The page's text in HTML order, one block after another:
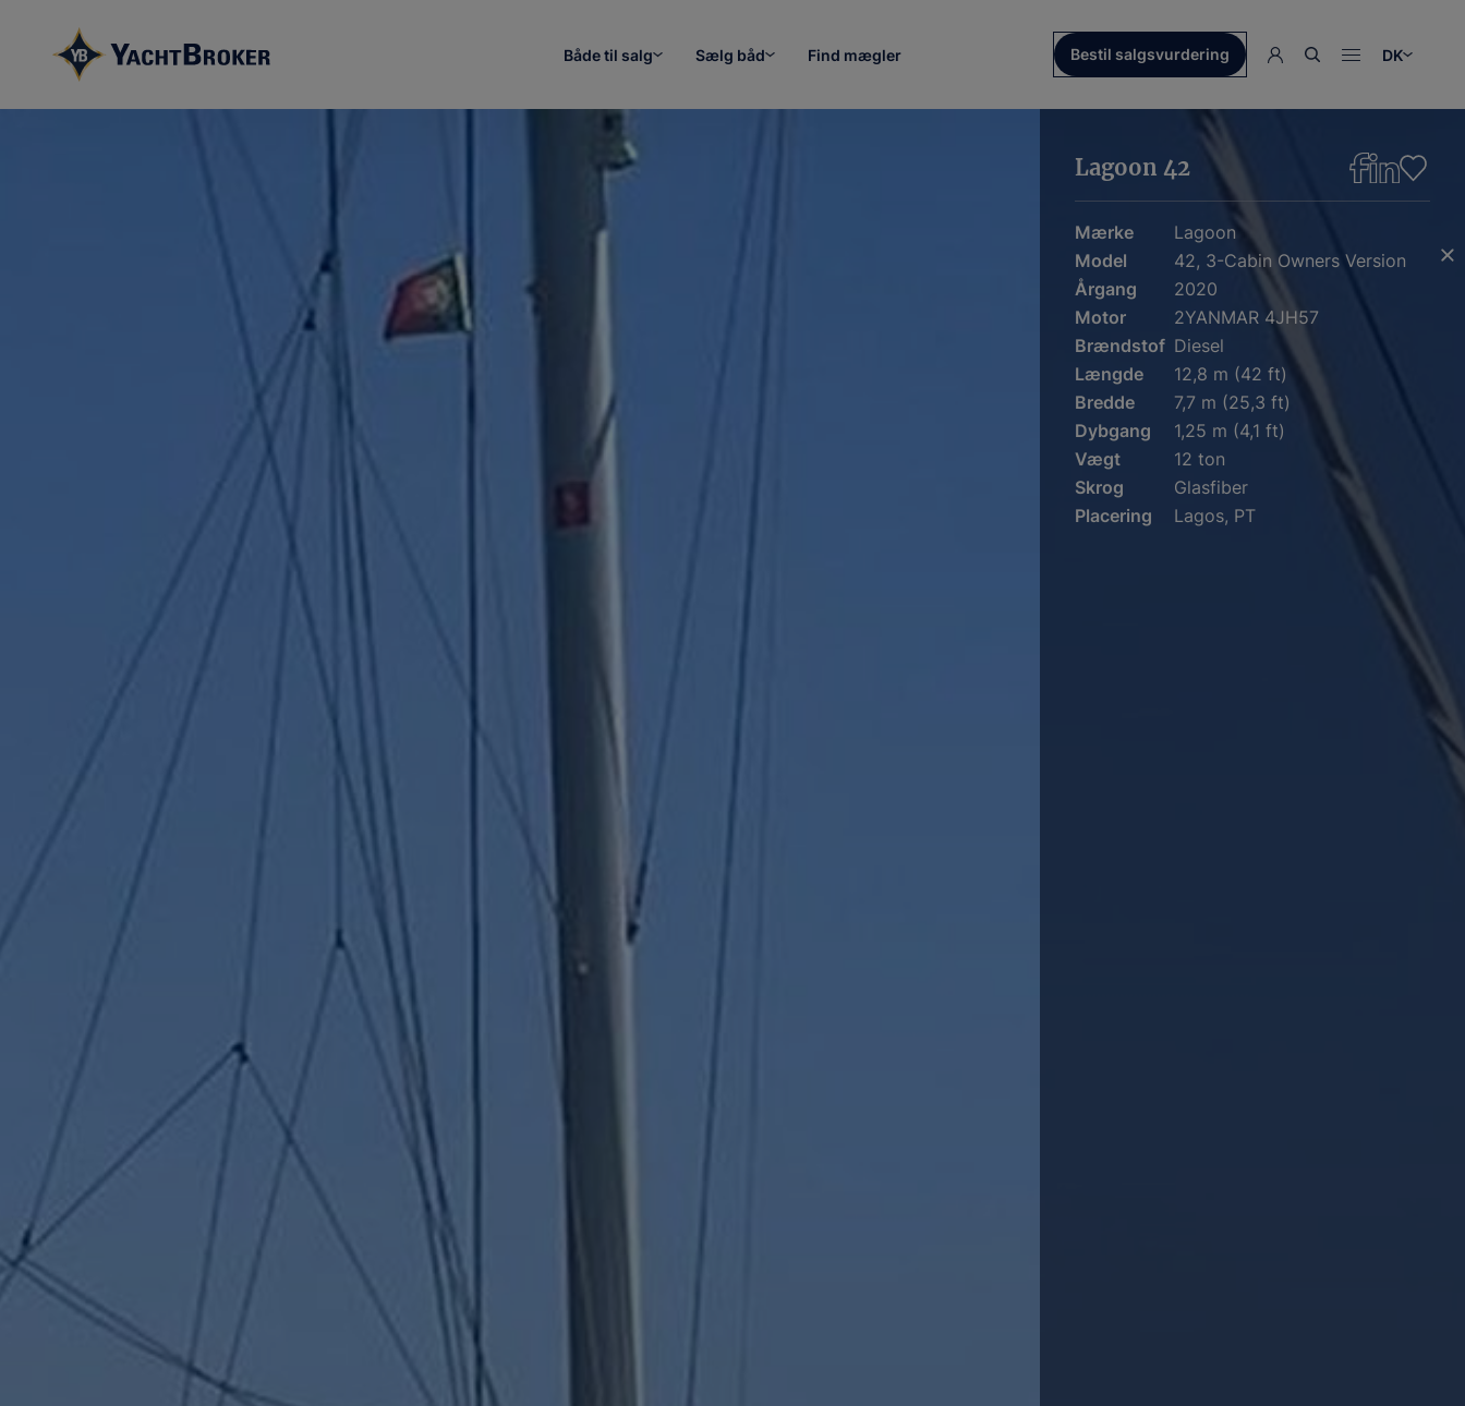
Både til salg Sælg båd Find mægler Bestil salgsvurdering DK
Lagoon 42
Mærke
Lagoon
Model
42, 3-Cabin Owners Version
Årgang
2020
Motor
2YANMAR 4JH57
Brændstof Diesel
Længde
12,8 m (42 ft)
Bredde
7,7 m (25,3 ft)
Dybgang
1,25 m (4,1 ft)
Vægt
12 ton
Skrog
Glasfiber
Placering
Lagos, PT